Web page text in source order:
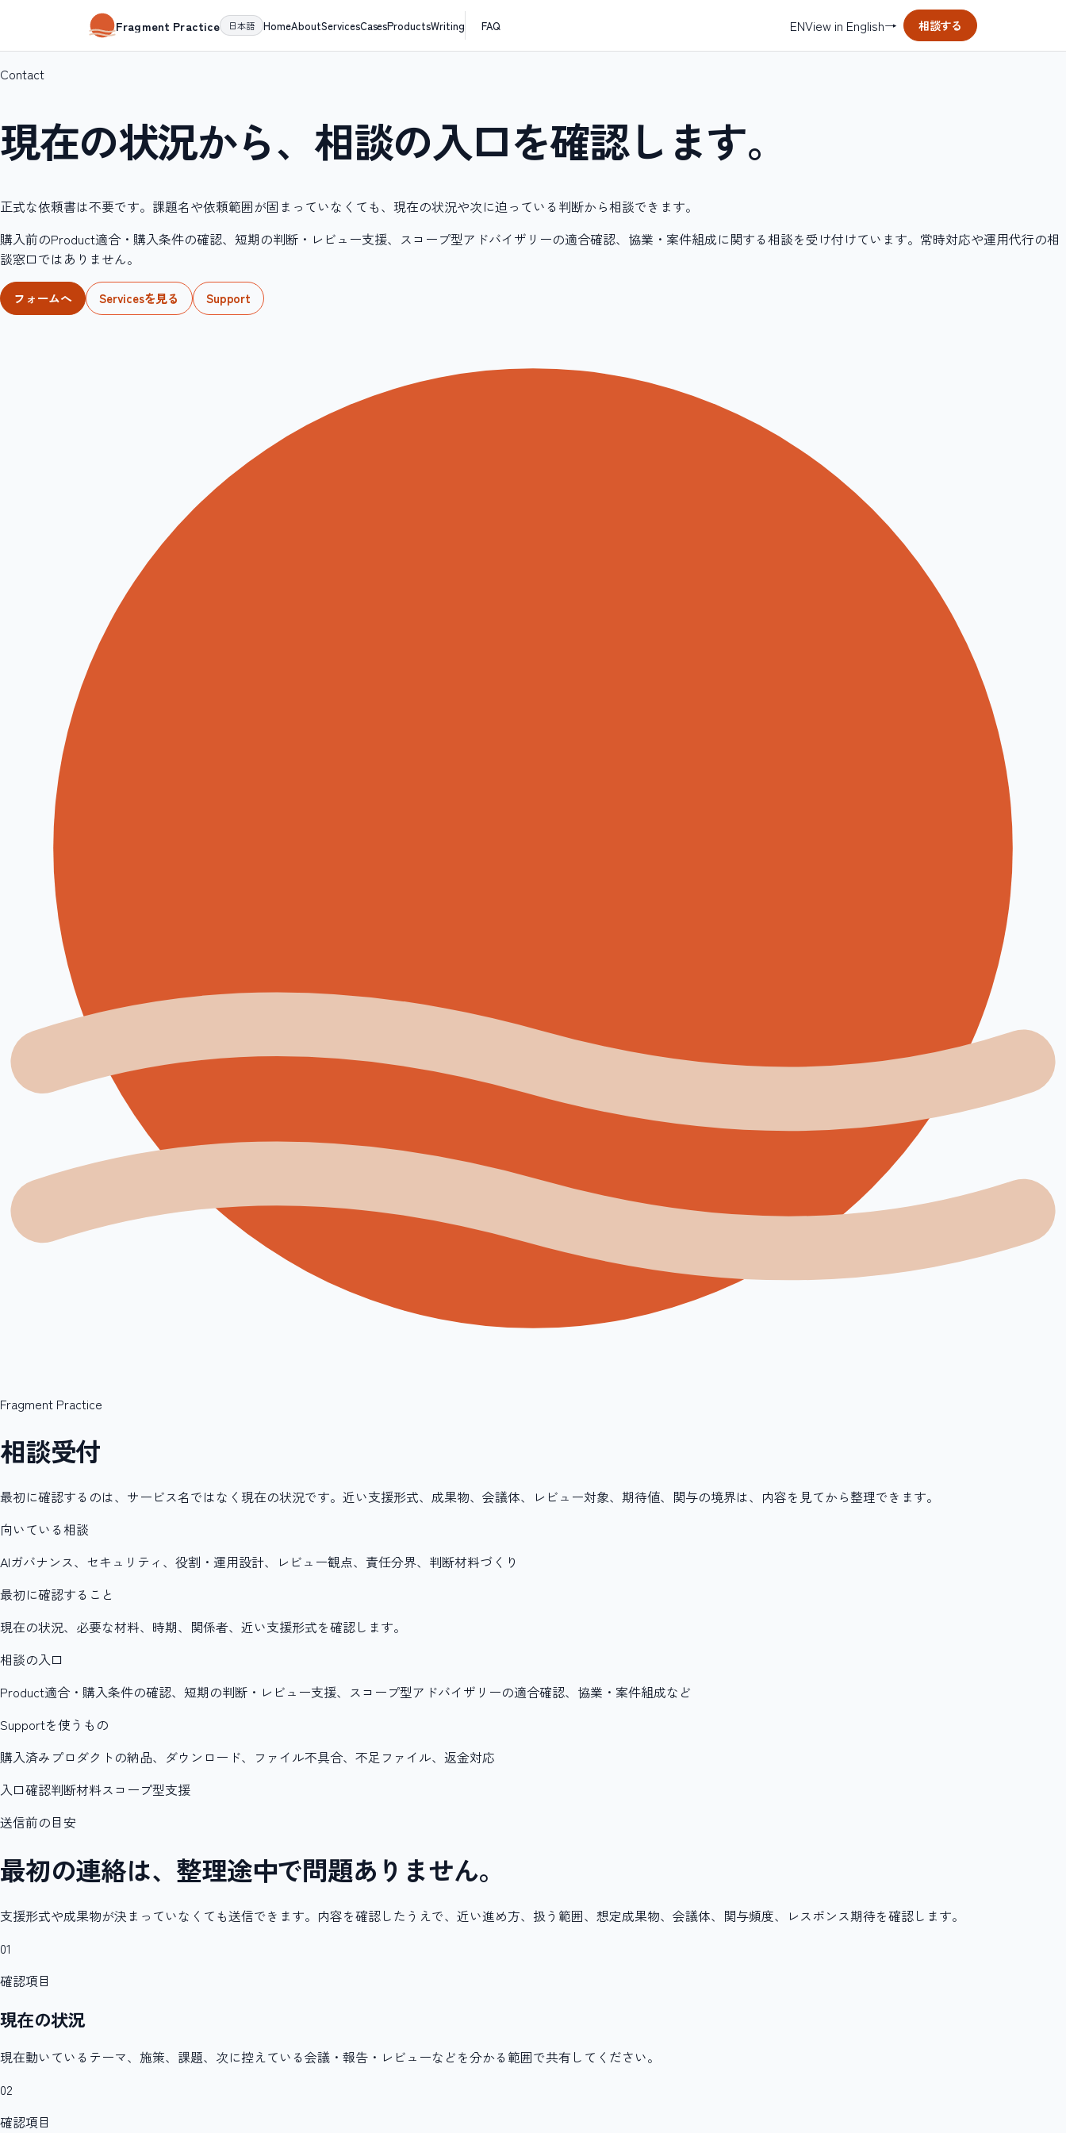
Fragment Practice 日本語 HomeAboutServicesCasesProductsWriting FAQ ENView in English→ 相談する
Contact
現在の状況から、相談の入口を確認します。
正式な依頼書は不要です。課題名や依頼範囲が固まっていなくても、現在の状況や次に迫っている判断から相談できます。
購入前のProduct適合・購入条件の確認、短期の判断・レビュー支援、スコープ型アドバイザリーの適合確認、協業・案件組成に関する相談を受け付けています。常時対応や運用代行の相
談窓口ではありません。
フォームへ Servicesを見る Support
Fragment Practice
相談受付
最初に確認するのは、サービス名ではなく現在の状況です。近い支援形式、成果物、会議体、レビュー対象、期待値、関与の境界は、内容を見てから整理できます。
向いている相談
AIガバナンス、セキュリティ、役割・運用設計、レビュー観点、責任分界、判断材料づくり
最初に確認すること
現在の状況、必要な材料、時期、関係者、近い支援形式を確認します。
相談の入口
Product適合・購入条件の確認、短期の判断・レビュー支援、スコープ型アドバイザリーの適合確認、協業・案件組成など
Supportを使うもの
購入済みプロダクトの納品、ダウンロード、ファイル不具合、不足ファイル、返金対応
入口確認判断材料スコープ型支援
送信前の目安
最初の連絡は、整理途中で問題ありません。
支援形式や成果物が決まっていなくても送信できます。内容を確認したうえで、近い進め方、扱う範囲、想定成果物、会議体、関与頻度、レスポンス期待を確認します。
01
確認項目
現在の状況
現在動いているテーマ、施策、課題、次に控えている会議・報告・レビューなどを分かる範囲で共有してください。
02
確認項目